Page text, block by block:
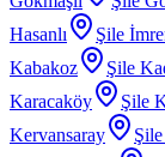
Hasanlı
Şile
Kabakoz
Şile
Karacaköy
Şile
Kervansaray
Şile